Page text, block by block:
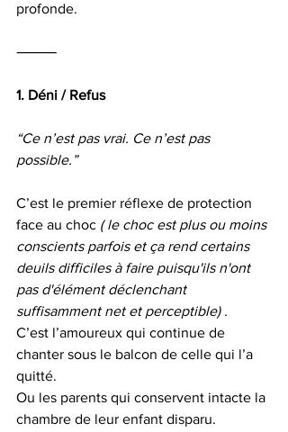
profonde.
⸻
1. Déni / Refus
“Ce n’est pas vrai. Ce n’est pas
possible.”
C’est le premier réflexe de protection
face au choc ( le choc est plus ou moins
conscients parfois et ça rend certains
deuils difficiles à faire puisqu'ils n'ont
pas d'élément déclenchant
suffisamment net et perceptible) .
C’est l’amoureux qui continue de
chanter sous le balcon de celle qui l’a
quitté.
Ou les parents qui conservent intacte la
chambre de leur enfant disparu.